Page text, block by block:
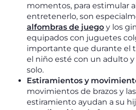
momentos, para estimular
entretenerlo, son
alfombras de juego y los
equipados con juguetes
importante que durante el
el niño esté con un adulto
solo.
Estiramientos y
movimientos de brazos y
estiramiento ayudan a su